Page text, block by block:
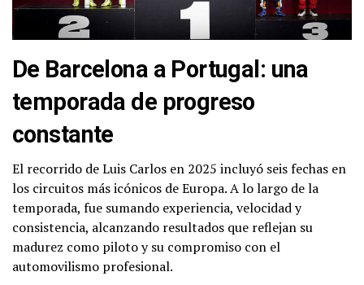
De Barcelona a Portugal: una
temporada de progreso
constante
El recorrido de Luis Carlos en 2025 incluyó seis fechas en
los circuitos más icónicos de Europa. A lo largo de la
temporada, fue sumando experiencia, velocidad y
consistencia, alcanzando resultados que reflejan su
madurez como piloto y su compromiso con el
automovilismo profesional.